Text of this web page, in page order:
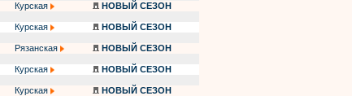
Курская
НОВЫЙ СЕЗОН
Курская
НОВЫЙ СЕЗОН
Рязанская
НОВЫЙ СЕЗОН
Курская
НОВЫЙ СЕЗОН
Курская
НОВЫЙ СЕЗОН